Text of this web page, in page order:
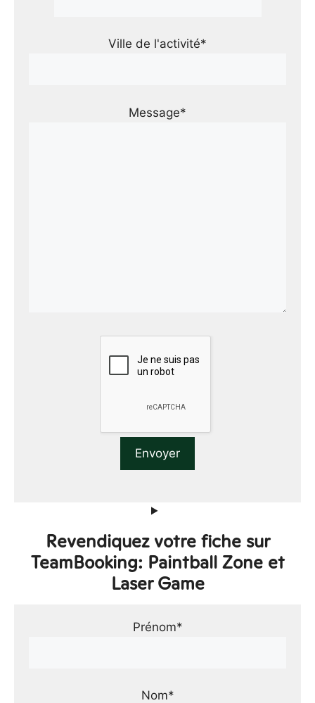
Ville de l'activité*
Message*
Revendiquez votre fiche sur
TeamBooking: Paintball Zone et
Laser Game
Prénom*
Nom*